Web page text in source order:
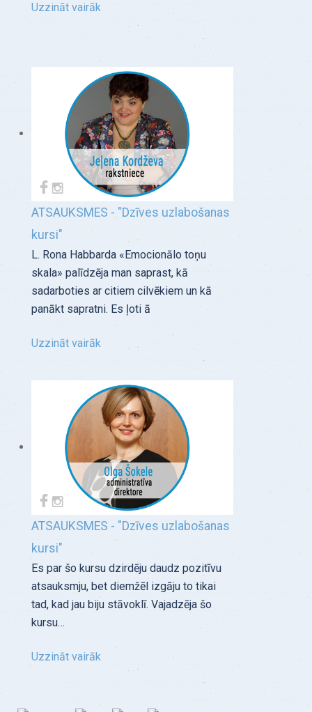
Uzzināt vairāk
ATSAUKSMES - "Dzīves uzlabošanas
kursi"
L. Rona Habbarda «Emocionālo toņu
skala» palīdzēja man saprast, kā
sadarboties ar citiem cilvēkiem un kā
panākt sapratni. Es ļoti ā
Uzzināt vairāk
ATSAUKSMES - "Dzīves uzlabošanas
kursi"
Es par šo kursu dzirdēju daudz pozitīvu
atsauksmju, bet diemžēl izgāju to tikai
tad, kad jau biju stāvoklī. Vajadzēja šo
kursu…
Uzzināt vairāk